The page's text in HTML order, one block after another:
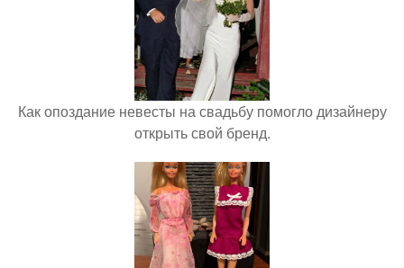
Как опоздание невесты на свадьбу помогло дизайнеру
открыть свой бренд.